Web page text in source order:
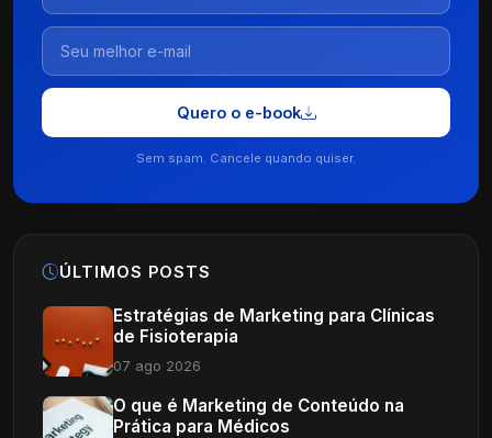
Quero o e-book
Sem spam. Cancele quando quiser.
ÚLTIMOS POSTS
Estratégias de Marketing para Clínicas
de Fisioterapia
07 ago 2026
O que é Marketing de Conteúdo na
Prática para Médicos